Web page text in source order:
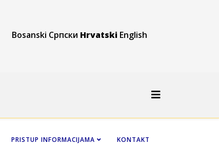
Bosanski Српски Hrvatski English
PRISTUP INFORMACIJAMA KONTAKT